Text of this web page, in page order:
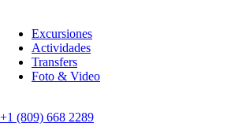
Excursiones
Actividades
Transfers
Foto & Video
+1 (809) 668 2289